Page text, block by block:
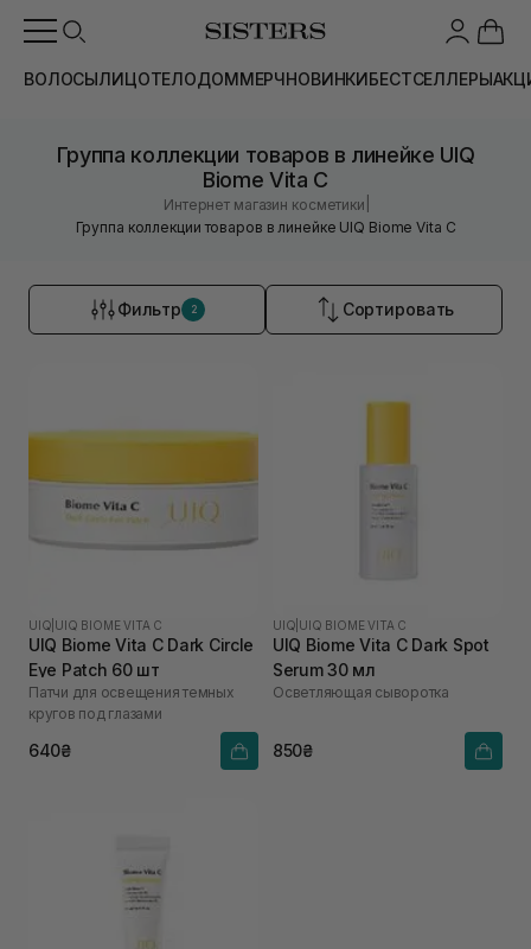
ВОЛОСЫЛИЦОТЕЛОДОММЕРЧНОВИНКИБЕСТСЕЛЛЕРЫ
Группа коллекции товаров в линейке UIQ
Biome Vita C
Интернет магазин косметики
Группа коллекции товаров в линейке UIQ Biome Vita C
Фильтр 2 Сортировать
UIQ UIQ BIOME VITA C
UIQ Biome Vita C Dark Circle
Eye Patch 60 шт
Патчи для освещения темных
кругов под глазами
640₴
UIQ UIQ BIOME VITA C
UIQ Biome Vita C Dark Spot
Serum 30 мл
Осветляющая сыворотка
850₴